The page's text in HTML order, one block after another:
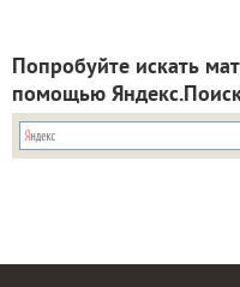
Попробуйте искать
помощью